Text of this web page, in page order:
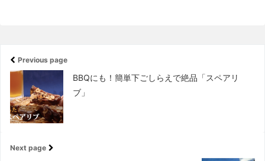
Previous page
BBQにも！簡単下ごしらえで絶品「スペアリ
ブ」
Next page